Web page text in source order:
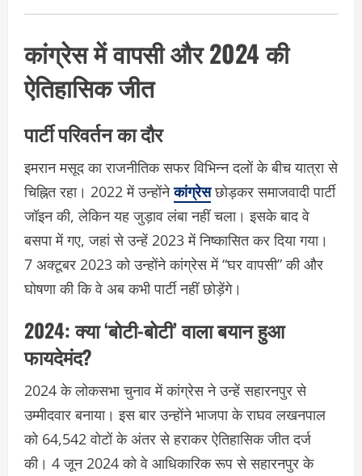
कांग्रेस में वापसी और 2024 की
ऐतिहासिक जीत
पार्टी परिवर्तन का दौर
इमरान मसूद का राजनीतिक सफर विभिन्न दलों के बीच यात्रा से
चिह्नित रहा। 2022 में उन्होंनेकांग्रेसछोड़कर समाजवादी पार्टी
जॉइन की, लेकिन यह जुड़ाव लंबा नहीं चला। इसके बाद वे
बसपा में गए, जहां से उन्हें 2023 में निष्कासित कर दिया गया।
7 अक्टूबर 2023 को उन्होंने कांग्रेस में “घर वापसी” की और
घोषणा की कि वे अब कभी पार्टी नहीं छोड़ेंगे।
2024:क्या ‘बोटी-बोटी’ वाला बयान हुआ
फायदेमंद?
2024 के लोकसभा चुनाव में कांग्रेस ने उन्हें सहारनपुर से
उम्मीदवार बनाया। इस बार उन्होंने भाजपा के राघव लखनपाल
को 64,542 वोटों के अंतर से हराकर ऐतिहासिक जीत दर्ज
की। 4 जून 2024 को वे आधिकारिक रूप से सहारनपुर के